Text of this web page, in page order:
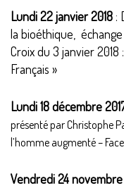
Lundi 22 janvier 2018 :
la bioéthique,
Croix du 3 janvier 2018
Français »
Lundi 18 décembre
présenté par Christophe
l’homme augmenté –
Vendredi 24 novembre